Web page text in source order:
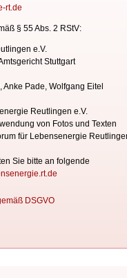
rt.de
§ 55 Abs. 2 RStV:
e.V.
Stuttgart
Pade, Wolfgang Eitel
Reutlingen e.V.
von Fotos und Texten
für Lebensenergie
Sie bitte an folgende
DSGVO